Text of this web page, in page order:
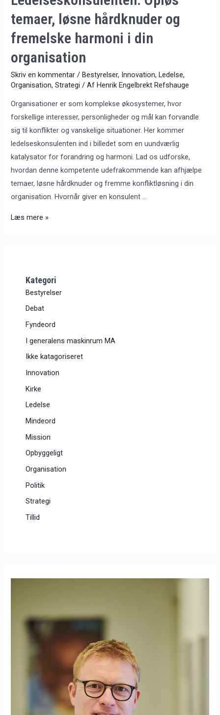
temaer, løsne hårdknuder og
fremelske harmoni i din
organisation
Skriv en kommentar /Bestyrelser, Innovation,Ledelse,
Organisation,Strategi / AfHenrik Engelbrekt Refshauge
Organisationer er som komplekse økosystemer, hvor
forskellige interesser, personligheder og mål kan forvandle
sig til konflikter og vanskelige situationer. Her kommer
ledelseskonsulenten ind i billedet som en uundværlig
katalysator for forandring og harmoni. Lad os udforske,
hvordan denne kompetente udefrakommende kan afhjælpe
temaer, løsne hårdknuder og fremme konfliktløsning i din
organisation. Hvornår giver en konsulent …
organisation
Læs mere »
Kategori
Bestyrelser
Debat
Fyndeord
I generalens maskinrum MA
Ikke katagoriseret
Innovation
Kirke
Ledelse
Mindeord
Mission
Opbyggeligt
Organisation
Politik
Strategi
Tillid